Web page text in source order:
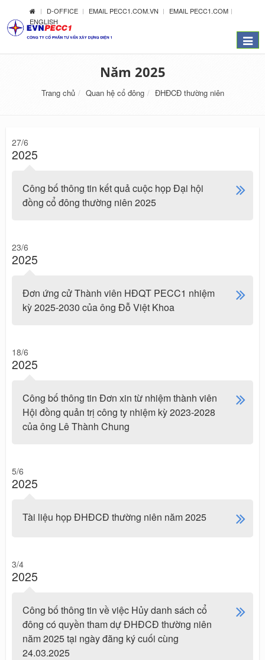
D-OFFICE EMAIL PECC1.COM.VN
EMAIL PECC1.COM
ENGLISH
Menu
Năm 2025
Trang chủ Quan hệ cổ đông ĐHĐCĐ thường niên
27/6
2025
Công bố thông tin kết quả cuộc họp Đại hội
đồng cổ đông thường niên 2025
23/6
2025
Đơn ứng cử Thành viên HĐQT PECC1 nhiệm
kỳ 2025-2030 của ông Đỗ Việt Khoa
18/6
2025
Công bố thông tin Đơn xin từ nhiệm thành viên
Hội đồng quản trị công ty nhiệm kỳ 2023-2028
của ông Lê Thành Chung
5/6
2025
Tài liệu họp ĐHĐCĐ thường niên năm 2025
3/4
2025
Công bố thông tin về việc Hủy danh sách cổ
đông có quyền tham dự ĐHĐCĐ thường niên
năm 2025 tại ngày đăng ký cuối cùng
24.03.2025